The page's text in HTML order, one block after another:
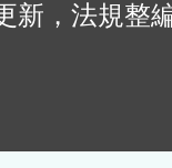
新，法規整